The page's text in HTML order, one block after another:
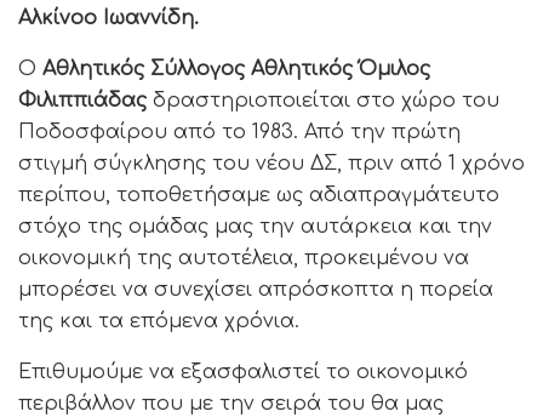
Αλκίνοο Ιωαννίδη.
Ο Αθλητικός Σύλλογος Αθλητικός Όμιλος
Φιλιππιάδας δραστηριοποιείται στο χώρο του
Ποδοσφαίρου από το 1983. Από την πρώτη
στιγμή σύγκλησης του νέου ΔΣ, πριν από 1 χρόνο
περίπου, τοποθετήσαμε ως αδιαπραγμάτευτο
στόχο της ομάδας μας την αυτάρκεια και την
οικονομική της αυτοτέλεια, προκειμένου να
μπορέσει να συνεχίσει απρόσκοπτα η πορεία
της και τα επόμενα χρόνια.
Επιθυμούμε να εξασφαλιστεί το οικονομικό
περιβάλλον που με την σειρά του θα μας